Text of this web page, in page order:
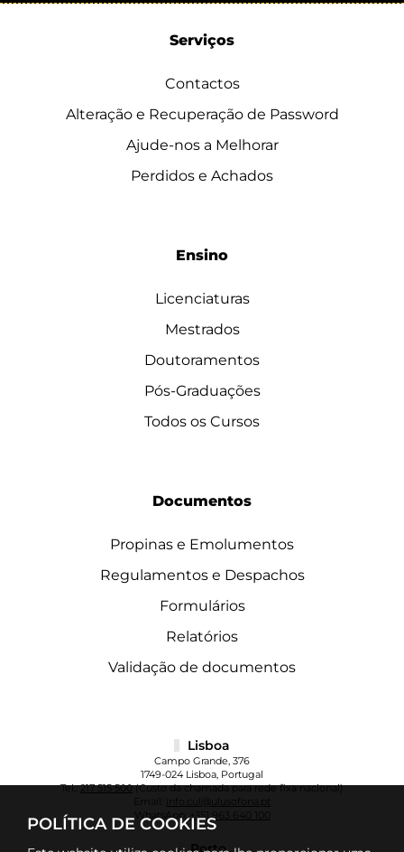
POLÍTICA DE COOKIES
Serviços
Contactos
Alteração e Recuperação de Password
Ajude-nos a Melhorar
Perdidos e Achados
Ensino
Licenciaturas
Mestrados
Doutoramentos
Pós-Graduações
Todos os Cursos
Documentos
Propinas e Emolumentos
Regulamentos e Despachos
Formulários
Relatórios
Validação de documentos
Lisboa
Campo Grande, 376
1749-024 Lisboa, Portugal
Tel.:217 515 500(Custo da chamada para rede fixa nacional)
info.cul@ulusofona.pt
WhatsApp:+351 963 640 100
Porto